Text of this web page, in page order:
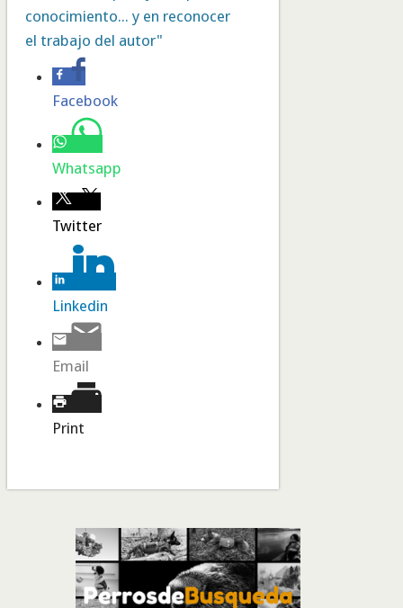
conocimiento... y en reconocer
el trabajo del autor"
Facebook
Whatsapp
Twitter
Linkedin
Email
Print